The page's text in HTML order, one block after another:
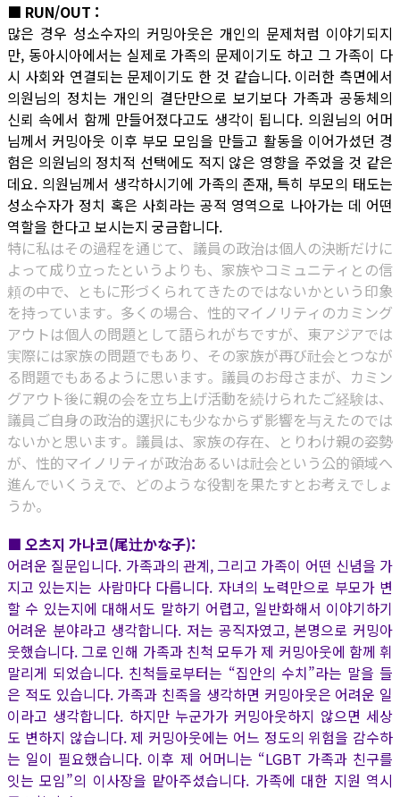
■ RUN/OUT :
많은 경우 성소수자의 커밍아웃은 개인의 문제처럼 이야기되지
만, 동아시아에서는 실제로 가족의 문제이기도 하고 그 가족이 다
시 사회와 연결되는 문제이기도 한 것 같습니다. 이러한 측면에서
의원님의 정치는 개인의 결단만으로 보기보다 가족과 공동체의
신뢰 속에서 함께 만들어졌다고도 생각이 됩니다. 의원님의 어머
님께서 커밍아웃 이후 부모 모임을 만들고 활동을 이어가셨던 경
험은 의원님의 정치적 선택에도 적지 않은 영향을 주었을 것 같은
데요. 의원님께서 생각하시기에 가족의 존재, 특히 부모의 태도는
성소수자가 정치 혹은 사회라는 공적 영역으로 나아가는 데 어떤
역할을 한다고 보시는지 궁금합니다.
特に私はその過程を通じて、議員の政治は個人の決断だけに
よって成り立ったというよりも、家族やコミュニティとの信
頼の中で、ともに形づくられてきたのではないかという印象
を持っています。多くの場合、性的マイノリティのカミング
アウトは個人の問題として語られがちですが、東アジアでは
実際には家族の問題でもあり、その家族が再び社会とつなが
る問題でもあるように思います。議員のお母さまが、カミン
グアウト後に親の会を立ち上げ活動を続けられたご経験は、
議員ご自身の政治的選択にも少なからず影響を与えたのでは
ないかと思います。議員は、家族の存在、とりわけ親の姿勢
が、性的マイノリティが政治あるいは社会という公的領域へ
進んでいくうえで、どのような役割を果たすとお考えでしょ
うか。
■ 오츠지 가나코(尾辻かな子):
어려운 질문입니다. 가족과의 관계, 그리고 가족이 어떤 신념을 가
지고 있는지는 사람마다 다릅니다. 자녀의 노력만으로 부모가 변
할 수 있는지에 대해서도 말하기 어렵고, 일반화해서 이야기하기
어려운 분야라고 생각합니다. 저는 공직자였고, 본명으로 커밍아
웃했습니다. 그로 인해 가족과 친척 모두가 제 커밍아웃에 함께 휘
말리게 되었습니다. 친척들로부터는 “집안의 수치”라는 말을 들
은 적도 있습니다. 가족과 친족을 생각하면 커밍아웃은 어려운 일
이라고 생각합니다. 하지만 누군가가 커밍아웃하지 않으면 세상
도 변하지 않습니다. 제 커밍아웃에는 어느 정도의 위험을 감수하
는 일이 필요했습니다. 이후 제 어머니는 “LGBT 가족과 친구를
잇는 모임”의 이사장을 맡아주셨습니다. 가족에 대한 지원 역시